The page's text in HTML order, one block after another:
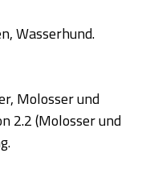
Wasserhund.
Molosser und
2.2 (Molosser und